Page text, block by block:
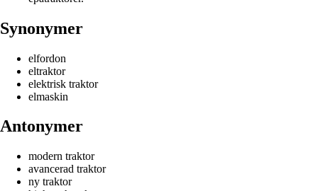
Synonymer
elfordon
eltraktor
elektrisk traktor
elmaskin
Antonymer
modern traktor
avancerad traktor
ny traktor